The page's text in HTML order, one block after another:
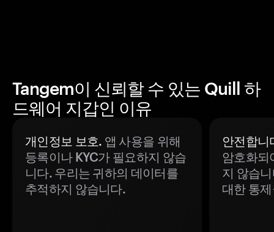
Tangem이 신뢰할 수 있는 Quill 하
드웨어 지갑인 이유
개인정보 보호. 앱 사용을 위해
등록이나 KYC가 필요하지 않습
니다. 우리는 귀하의 데이터를
추적하지 않습니다.
안전합니
암호화되
지 않습
대한 통